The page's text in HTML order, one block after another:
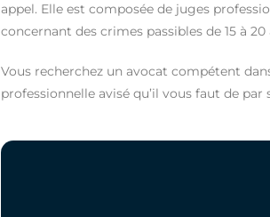
appel. Elle est composée de juges
concernant des crimes passibles de 15 à
Vous recherchez un avocat compétent
professionnelle avisé qu’il vous faut de par